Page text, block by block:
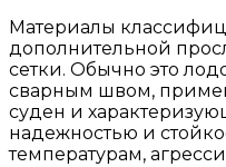
Материалы
дополнительной
сетки. Обычно это
сварным швом,
суден и
надежностью и
температурам,